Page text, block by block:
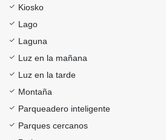
Kiosko
Lago
Laguna
Luz en la mañana
Luz en la tarde
Montaña
Parqueadero inteligente
Parques cercanos